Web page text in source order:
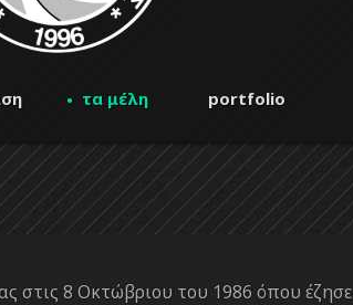
τα μέλη portfolio
στις 8 Οκτώβριου του 1986 όπου έζησε